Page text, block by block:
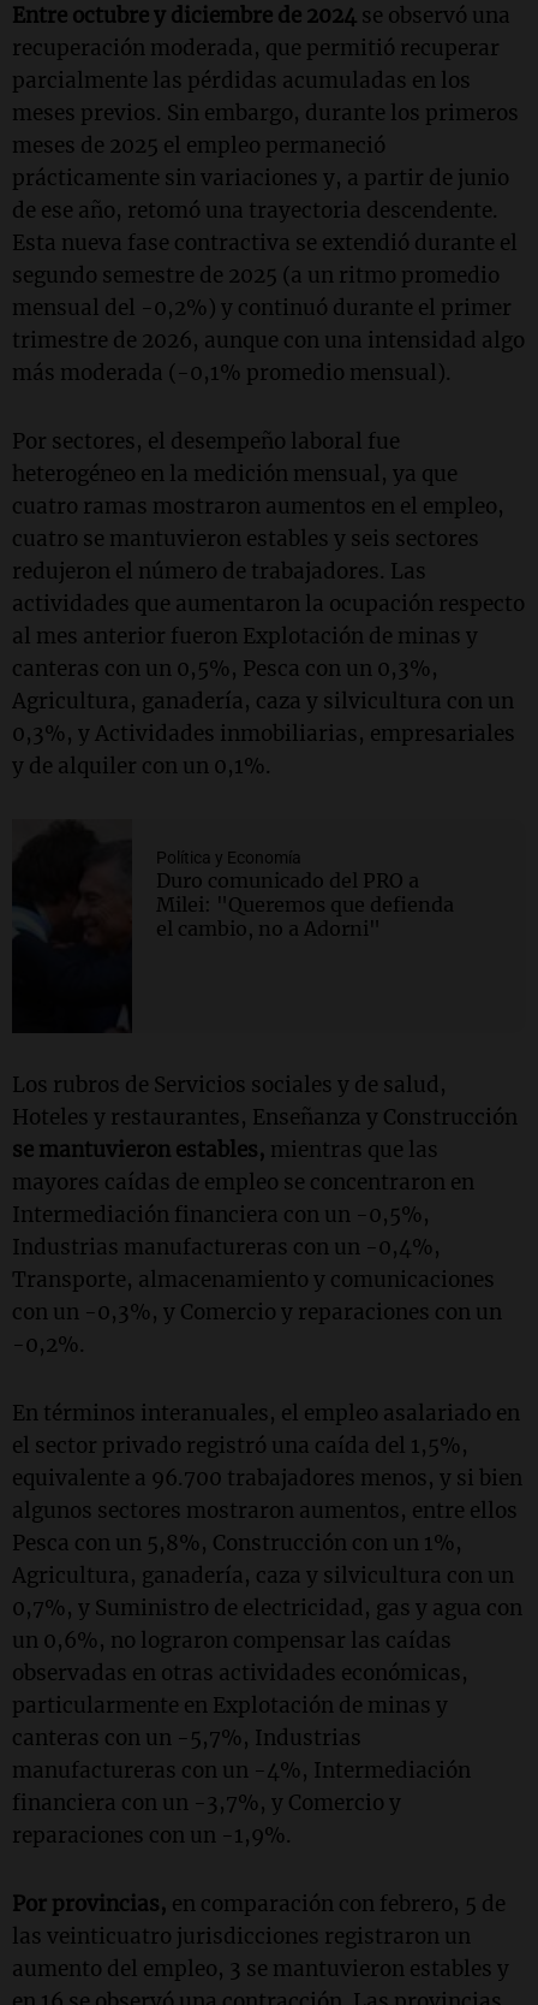
Entre octubre y diciembre de 2024 se observó una
recuperación moderada, que permitió recuperar
parcialmente las pérdidas acumuladas en los
meses previos. Sin embargo, durante los primeros
meses de 2025 el empleo permaneció
prácticamente sin variaciones y, a partir de junio
de ese año, retomó una trayectoria descendente.
Esta nueva fase contractiva se extendió durante el
segundo semestre de 2025 (a un ritmo promedio
mensual del -0,2%) y continuó durante el primer
trimestre de 2026, aunque con una intensidad algo
más moderada (-0,1% promedio mensual).
Por sectores, el desempeño laboral fue
heterogéneo en la medición mensual, ya que
cuatro ramas mostraron aumentos en el empleo,
cuatro se mantuvieron estables y seis sectores
redujeron el número de trabajadores. Las
actividades que aumentaron la ocupación respecto
al mes anterior fueron Explotación de minas y
canteras con un 0,5%, Pesca con un 0,3%,
Agricultura, ganadería, caza y silvicultura con un
0,3%, y Actividades inmobiliarias, empresariales
y de alquiler con un 0,1%.
Política y Economía
Duro comunicado del PRO a
Milei: "Queremos que defienda
el cambio, no a Adorni"
Los rubros de Servicios sociales y de salud,
Hoteles y restaurantes, Enseñanza y Construcción
se mantuvieron estables, mientras que las
mayores caídas de empleo se concentraron en
Intermediación financiera con un -0,5%,
Industrias manufactureras con un -0,4%,
Transporte, almacenamiento y comunicaciones
con un -0,3%, y Comercio y reparaciones con un
-0,2%.
En términos interanuales, el empleo asalariado en
el sector privado registró una caída del 1,5%,
equivalente a 96.700 trabajadores menos, y si bien
algunos sectores mostraron aumentos, entre ellos
Pesca con un 5,8%, Construcción con un 1%,
Agricultura, ganadería, caza y silvicultura con un
0,7%, y Suministro de electricidad, gas y agua con
un 0,6%, no lograron compensar las caídas
observadas en otras actividades económicas,
particularmente en Explotación de minas y
canteras con un -5,7%, Industrias
manufactureras con un -4%, Intermediación
financiera con un -3,7%, y Comercio y
reparaciones con un -1,9%.
Por provincias, en comparación con febrero, 5 de
las veinticuatro jurisdicciones registraron un
aumento del empleo, 3 se mantuvieron estables y